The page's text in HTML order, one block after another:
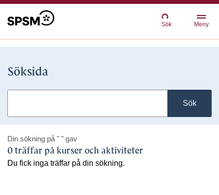
Sök Meny
Söksida
Sök
Din sökning på " " gav
0 träffar på kurser och aktiviteter
Du fick inga träffar på din sökning.